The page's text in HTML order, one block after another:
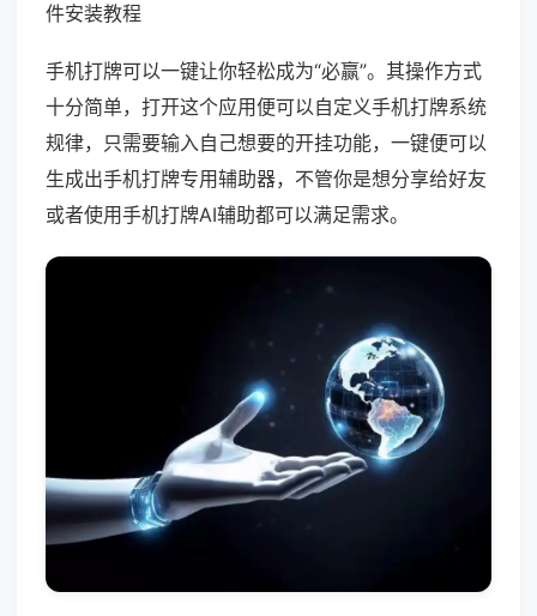
件安装教程
手机打牌可以一键让你轻松成为“必赢”。其操作方式
十分简单，打开这个应用便可以自定义手机打牌系统
规律，只需要输入自己想要的开挂功能，一键便可以
生成出手机打牌专用辅助器，不管你是想分享给好友
或者使用手机打牌AI辅助都可以满足需求。